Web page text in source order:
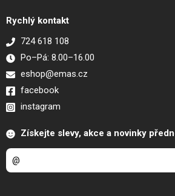
Rychlý kontakt
724 618 108
Po–Pá: 8.00–16.00
eshop@emas.cz
facebook
instagram
Získejte slevy, akce a novinky